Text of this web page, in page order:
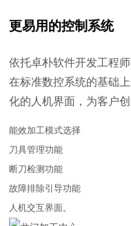
更易用的控制系统
依托卓朴软件开发工程
在标准数控系统的基础
化的人机界面，为客户
能效加工模式选择
刀具管理功能
断刀检测功能
故障排除引导功能
人机交互界面。